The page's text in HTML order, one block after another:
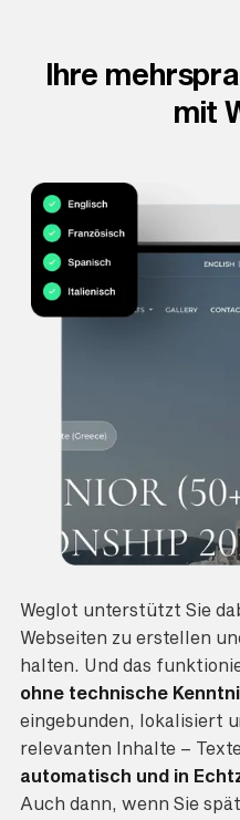
Ihre
mit
Weglot unterstützt Sie
Webseiten zu erstellen
halten. Und das
ohne technische
eingebunden, lokalisiert
relevanten Inhalte –
automatisch und in
Auch dann, wenn Sie